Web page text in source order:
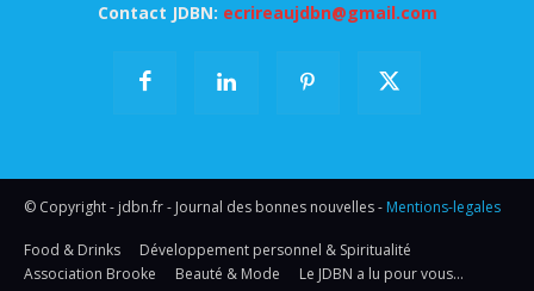
Contact JDBN: ecrireaujdbn@gmail.com
© Copyright - jdbn.fr - Journal des bonnes nouvelles - Mentions-legales
Food & Drinks
Développement personnel & Spiritualité
Association Brooke
Beauté & Mode
Le JDBN a lu pour vous…